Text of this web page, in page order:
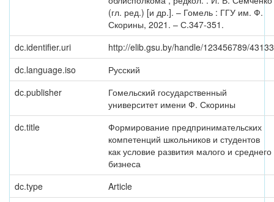
(гл. ред.) [и др.]. – Гомель : ГГУ им. Ф.
Скорины, 2021. – С.347-351.
dc.identifier.uri
http://elib.gsu.by/handle/123456789/43133
dc.language.iso
Русский
dc.publisher
Гомельский государственный
университет имени Ф. Скорины
dc.title
Формирование предпринимательских
компетенций школьников и студентов
как условие развития малого и среднего
бизнеса
dc.type
Article